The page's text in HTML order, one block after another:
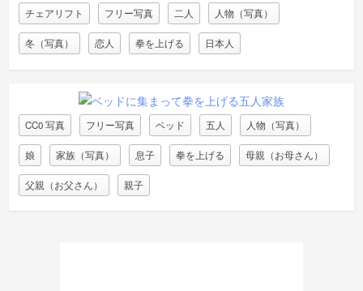
チェアリフト フリー写真 二人 人物（写真）
冬（写真） 恋人 拳を上げる 日本人
CC0 写真 フリー写真 ベッド 五人 人物（写真）
娘 家族（写真） 息子 拳を上げる 母親（お母さん）
父親（お父さん） 親子